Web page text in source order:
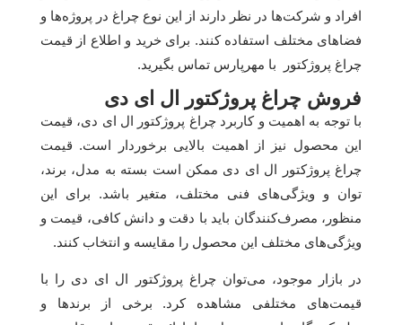
افراد و شرکت‌ها در نظر دارند از این نوع چراغ در پروژه‌ها و
فضاهای مختلف استفاده کنند. برای خرید و اطلاع از قیمت
چراغ پروژکتور با مهرپارس تماس بگیرید.
فروش چراغ پروژکتور ال ای دی
با توجه به اهمیت و کاربرد چراغ پروژکتور ال ای دی، قیمت
این محصول نیز از اهمیت بالایی برخوردار است. قیمت
چراغ پروژکتور ال ای دی ممکن است بسته به مدل، برند،
توان و ویژگی‌های فنی مختلف، متغیر باشد. برای این
منظور، مصرف‌کنندگان باید با دقت و دانش کافی، قیمت و
ویژگی‌های مختلف این محصول را مقایسه و انتخاب کنند.
در بازار موجود، می‌توان چراغ پروژکتور ال ای دی را با
قیمت‌های مختلفی مشاهده کرد. برخی از برندها و